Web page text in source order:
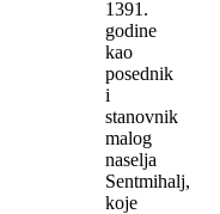
1391.
godine
kao
posednik
i
stanovnik
malog
naselja
Sentmihalj,
koje